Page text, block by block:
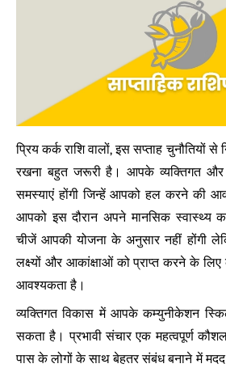
प्रिय कर्क राशि वालों, इस सप्ताह चुनौतियों
रखना बहुत जरूरी है। आपके व्यक्तिगत और
समस्याएं होंगी जिन्हें आपको हल करने की
आपको इस दौरान अपने मानसिक स्वास्थ्य
चीजें आपकी योजना के अनुसार नहीं होंगी
लक्ष्यों और आकांक्षाओं को प्राप्त करने के
आवश्यकता है।
व्यक्तिगत विकास में आपके कम्युनीकेशन
सकता है। प्रभावी संचार एक महत्वपूर्ण
पास के लोगों के साथ बेहतर संबंध बनाने में